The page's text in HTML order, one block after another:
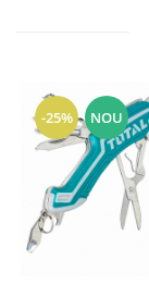
-25% NOU